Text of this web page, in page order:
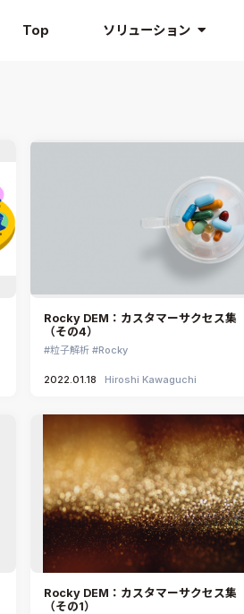
Top ソリューション
Rocky DEM：カスタマーサクセス集
（その4）
粒子解析 Rocky
2022.01.18 Hiroshi Kawaguchi
Rocky DEM：カスタマーサクセス集
（その1）